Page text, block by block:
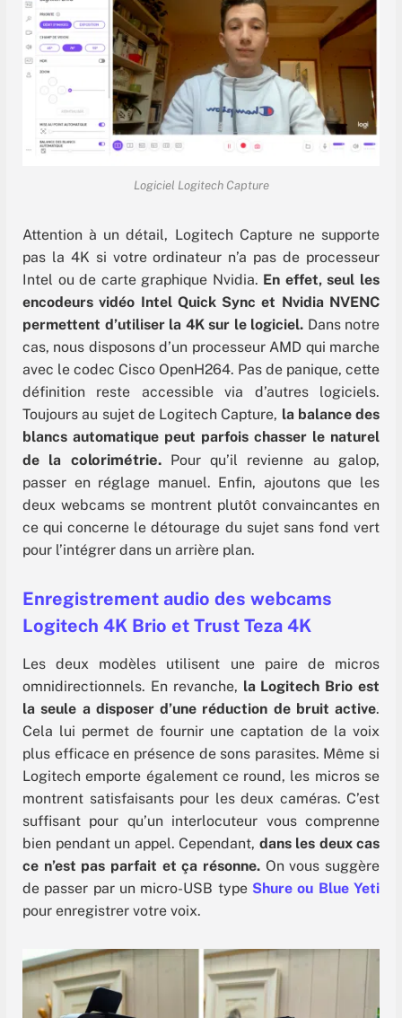
Logiciel Logitech Capture
Attention à un détail, Logitech Capture ne supporte
pas la 4K si votre ordinateur n’a pas de processeur
Intel ou de carte graphique Nvidia. En effet, seul les
encodeurs vidéo Intel Quick Sync et Nvidia NVENC
permettent d’utiliser la 4K sur le logiciel. Dans notre
cas, nous disposons d’un processeur AMD qui marche
avec le codec Cisco OpenH264. Pas de panique, cette
définition reste accessible via d’autres logiciels.
Toujours au sujet de Logitech Capture, la balance des
blancs automatique peut parfois chasser le naturel
de la colorimétrie. Pour qu’il revienne au galop,
passer en réglage manuel. Enfin, ajoutons que les
deux webcams se montrent plutôt convaincantes en
ce qui concerne le détourage du sujet sans fond vert
pour l’intégrer dans un arrière plan.
Enregistrement audio des webcams
Logitech 4K Brio et Trust Teza 4K
Les deux modèles utilisent une paire de micros
omnidirectionnels. En revanche, la Logitech Brio est
la seule a disposer d’une réduction de bruit active.
Cela lui permet de fournir une captation de la voix
plus efficace en présence de sons parasites. Même si
Logitech emporte également ce round, les micros se
montrent satisfaisants pour les deux caméras. C’est
suffisant pour qu’un interlocuteur vous comprenne
bien pendant un appel. Cependant, dans les deux cas
ce n’est pas parfait et ça résonne. On vous suggère
de passer par un micro-USB type Shure ou Blue Yeti
pour enregistrer votre voix.